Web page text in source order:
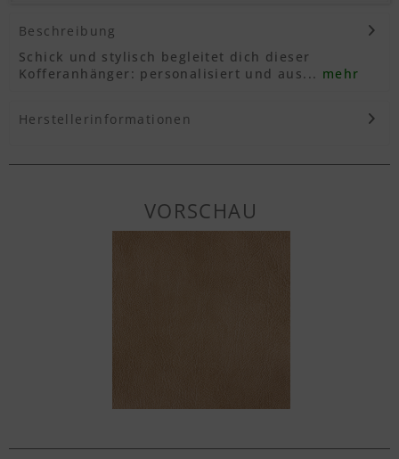
Beschreibung
Schick und stylisch begleitet dich dieser
Kofferanhänger: personalisiert und aus... mehr
Herstellerinformationen
VORSCHAU